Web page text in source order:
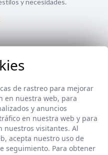
y necesidades.
de rastreo para mejorar
en nuestra web, para
y anuncios
en nuestra web y para
nuestros visitantes. Al
acepta nuestro uso de
seguimiento. Para obtener